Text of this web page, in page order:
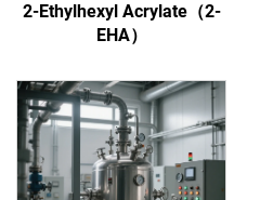
2-Ethylhexyl Acrylate（2-
EHA）